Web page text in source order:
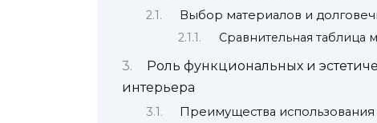
Выбор материалов и
Сравнительная таблица
Роль функциональных и
интерьера
Преимущества